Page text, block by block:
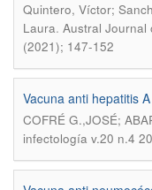
Quintero, Víctor;
Laura. Austral Journal
(2021); 147-152
Vacuna anti hepatitis A
COFRÉ G.,JOSÉ;
infectología v.20 n.4